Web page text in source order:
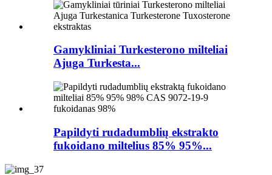
Gamykliniai Turkesterono milteliai
Ajuga Turkesta...
Papildyti rudadumblių ekstrakto
fukoidano miltelius 85% 95%...